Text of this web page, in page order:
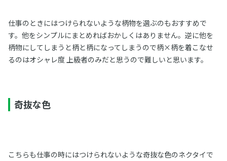
仕事のときにはつけられないような柄物を選ぶのもおすすめで
す。他をシンプルにまとめればおかしくはありません。逆に他を
柄物にしてしまうと柄と柄になってしまうので柄×柄を着こなせ
るのはオシャレ度 上級者のみだと思うので難しいと思います。
奇抜な色
こちらも仕事の時にはつけられないような奇抜な色のネクタイで